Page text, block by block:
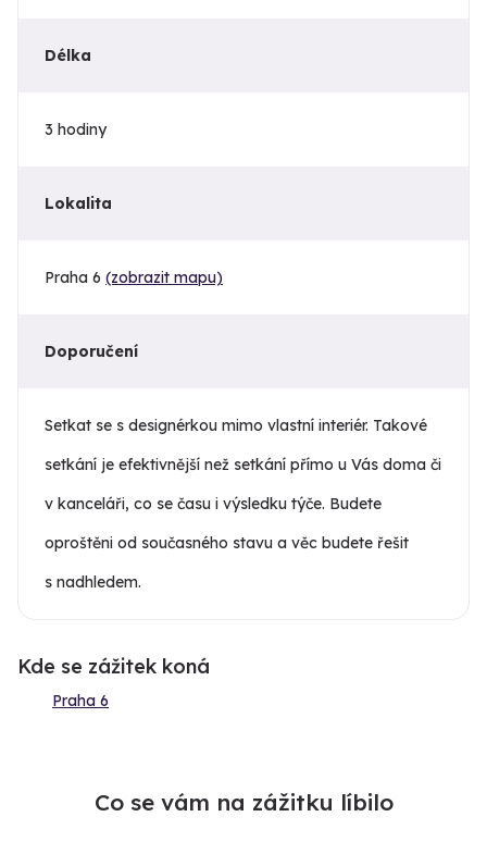
Délka
3 hodiny
Lokalita
Praha 6 (zobrazit mapu)
Doporučení
Setkat se s designérkou mimo vlastní interiér. Takové
setkání je efektivnější než setkání přímo u Vás doma či
v kanceláři, co se času i výsledku týče. Budete
oproštěni od současného stavu a věc budete řešit
s nadhledem.
Kde se zážitek koná
Praha 6
Co se vám na zážitku líbilo